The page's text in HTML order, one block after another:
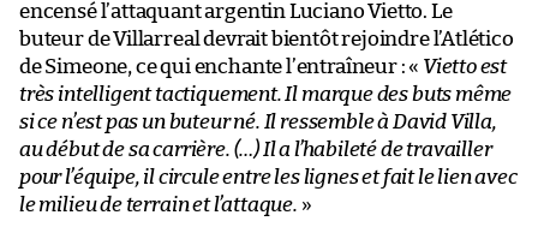
encensé l’attaquant argentin Luciano Vietto. Le
buteur de Villarreal devrait bientôt rejoindre l’Atlético
de Simeone, ce qui enchante l’entraîneur : « Vietto est
très intelligent tactiquement. Il marque des buts même
si ce n’est pas un buteur né. Il ressemble à David Villa,
au début de sa carrière. (…) Il a l’habileté de travailler
pour l’équipe, il circule entre les lignes et fait le lien avec
le milieu de terrain et l’attaque. »